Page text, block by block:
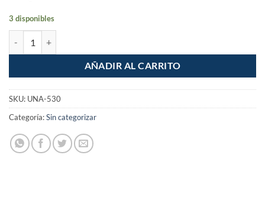
3 disponibles
AÑADIR AL CARRITO
SKU: UNA-530
Categoría:Sin categorizar